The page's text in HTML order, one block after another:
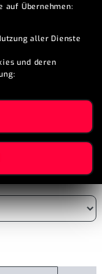
EUR
auf Übernehmen:
aller Dienste
und deren